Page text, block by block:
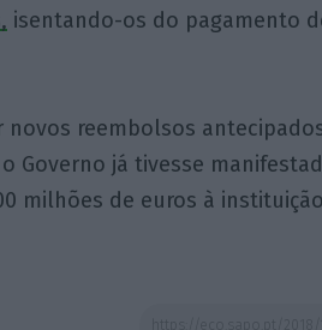
isentando-os do pagamento
reembolsos
Governo já tivesse
milhões de euros à